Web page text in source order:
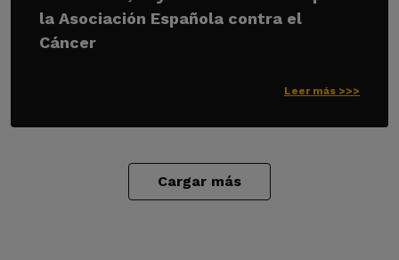
la Asociación Española contra el
Cáncer
Leer más >>>
Cargar más